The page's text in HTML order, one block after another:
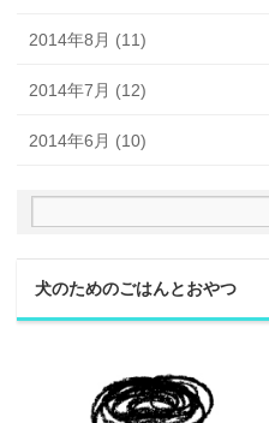
2014年8月 (11)
2014年7月 (12)
2014年6月 (10)
犬のためのごはんとおやつ